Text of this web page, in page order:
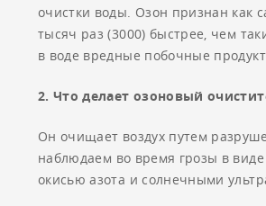
очистки воды. Озон признан как
тысяч раз (3000) быстрее, чем
в воде вредные побочные
2. Что делает озоновый
Он очищает воздух путем
наблюдаем во время грозы в
окисью азота и солнечными